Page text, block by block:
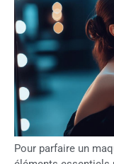
Pour parfaire un